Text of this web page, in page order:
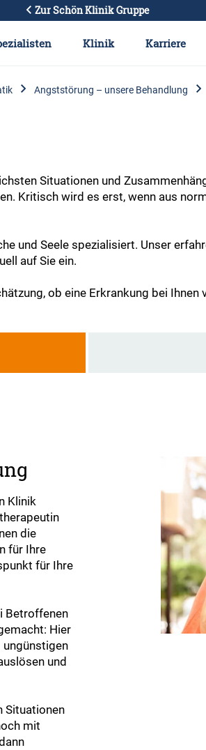
Zur Schön Klinik Gruppe
Klinik Karriere
Angststörung – unsere Behandlung
Situationen und
Kritisch wird es erst, wenn aus
und Seele spezialisiert. Unser
auf Sie ein.
ob eine Erkrankung bei Ihnen
Klinik
die
für Ihre
für Ihre
Betroffenen
Hier
ungünstigen
und
Situationen
mit